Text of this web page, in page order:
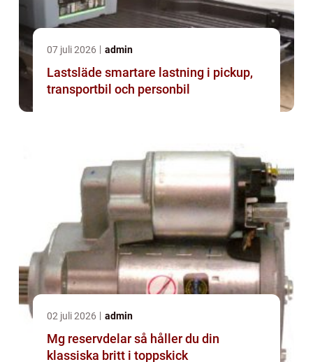
07 juli 2026 admin
Lastsläde smartare lastning i pickup,
transportbil och personbil
02 juli 2026 admin
Mg reservdelar så håller du din
klassiska britt i toppskick